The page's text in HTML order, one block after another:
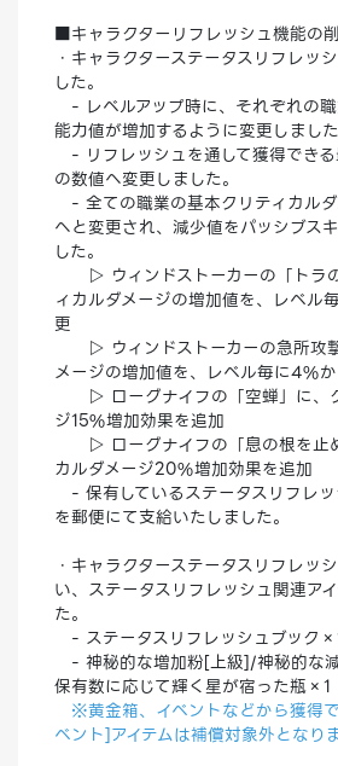
■キャラクターリフレッシュ機能の
・キャラクターステータスリフレッ
した。
- レベルアップ時に、それぞれの
能力値が増加するように変更しました
- リフレッシュを通して獲得でき
の数値へ変更しました。
- 全ての職業の基本クリティカル
へと変更され、減少値をパッシブス
した。
▷ ウィンドストーカーの「トラ
ィカルダメージの増加値を、レベル
更
▷ ウィンドストーカーの急所攻
メージの増加値を、レベル毎に4%
▷ ローグナイフの「空蝉」に、
ジ15%増加効果を追加
▷ ローグナイフの「息の根を止
カルダメージ20%増加効果を追加
- 保有しているステータスリフレ
を郵便にて支給いたしました。
・キャラクターステータスリフレッ
い、ステータスリフレッシュ関連ア
た。
- ステータスリフレッシュブック
- 神秘的な増加粉[上級]/神秘的な
保有数に応じて輝く星が宿った瓶×1
※黄金箱、イベントなどから獲得
ベント]アイテムは補償対象外となりま